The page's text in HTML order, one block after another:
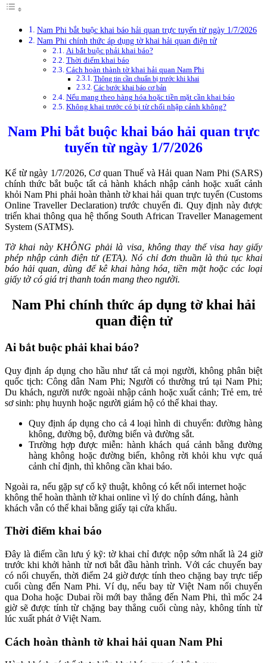
Nam Phi bắt buộc khai báo hải quan trực tuyến từ ngày 1/7/2026
Nam Phi chính thức áp dụng tờ khai hải quan điện tử
Ai bắt buộc phải khai báo?
Thời điểm khai báo
Cách hoàn thành tờ khai hải quan Nam Phi
Thông tin cần chuẩn bị trước khi khai
Các bước khai báo cơ bản
Nếu mang theo hàng hóa hoặc tiền mặt cần khai báo
Không khai trước có bị từ chối nhập cảnh không?
Nam Phi bắt buộc khai báo hải quan trực
tuyến từ ngày 1/7/2026
Kể từ ngày 1/7/2026, Cơ quan Thuế và Hải quan Nam Phi (SARS)
chính thức bắt buộc tất cả hành khách nhập cảnh hoặc xuất cảnh
khỏi Nam Phi phải hoàn thành tờ khai hải quan trực tuyến (Customs
Online Traveller Declaration) trước chuyến đi. Quy định này được
triển khai thông qua hệ thống South African Traveller Management
System (SATMS).
Tờ khai này KHÔNG phải là visa, không thay thế visa hay giấy
phép nhập cảnh điện tử (ETA). Nó chỉ đơn thuần là thủ tục khai
báo hải quan, dùng để kê khai hàng hóa, tiền mặt hoặc các loại
giấy tờ có giá trị thanh toán mang theo người.
Nam Phi chính thức áp dụng tờ khai hải
quan điện tử
Ai bắt buộc phải khai báo?
Quy định áp dụng cho hầu như tất cả mọi người, không phân biệt
quốc tịch: Công dân Nam Phi; Người có thường trú tại Nam Phi;
Du khách, người nước ngoài nhập cảnh hoặc xuất cảnh; Trẻ em, trẻ
sơ sinh: phụ huynh hoặc người giám hộ có thể khai thay.
Quy định áp dụng cho cả 4 loại hình di chuyển: đường hàng
không, đường bộ, đường biển và đường sắt.
Trường hợp được miễn: hành khách quá cảnh bằng đường
hàng không hoặc đường biển, không rời khỏi khu vực quá
cảnh chỉ định, thì không cần khai báo.
Ngoài ra, nếu gặp sự cố kỹ thuật, không có kết nối internet hoặc
không thể hoàn thành tờ khai online vì lý do chính đáng, hành
khách vẫn có thể khai bằng giấy tại cửa khẩu.
Thời điểm khai báo
Đây là điểm cần lưu ý kỹ: tờ khai chỉ được nộp sớm nhất là 24 giờ
trước khi khởi hành từ nơi bắt đầu hành trình. Với các chuyến bay
có nối chuyến, thời điểm 24 giờ được tính theo chặng bay trực tiếp
cuối cùng đến Nam Phi. Ví dụ, nếu bay từ Việt Nam nối chuyến
qua Doha hoặc Dubai rồi mới bay thẳng đến Nam Phi, thì mốc 24
giờ sẽ được tính từ chặng bay thẳng cuối cùng này, không tính từ
lúc xuất phát ở Việt Nam.
Cách hoàn thành tờ khai hải quan Nam Phi